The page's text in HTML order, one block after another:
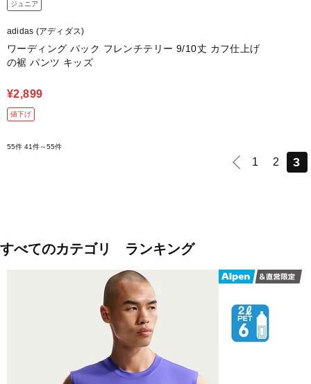
ジュニア
adidas (アディダス)
ワーディング パック フレンチテリー 9/10丈 カフ仕上げ
の裾 パンツ キッズ
¥2,899
値下げ
55件 41件～55件
1 2 3
すべてのカテゴリ ランキング